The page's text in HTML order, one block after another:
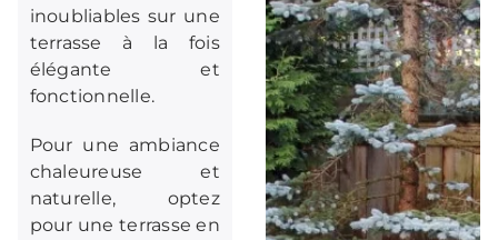
inoubliables sur une
terrasse à la fois
élégante et
fonctionnelle.
Pour une ambiance
chaleureuse et
naturelle, optez
pour une terrasse en